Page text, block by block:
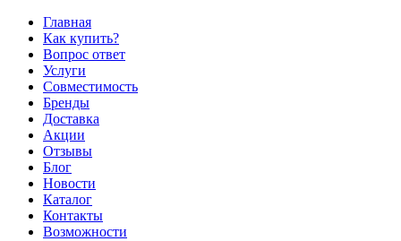
Главная
Как купить?
Вопрос ответ
Услуги
Совместимость
Бренды
Доставка
Акции
Отзывы
Блог
Новости
Каталог
Контакты
Возможности